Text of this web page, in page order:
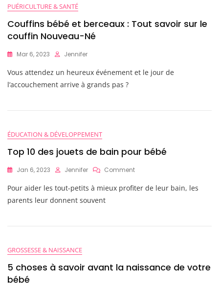
PUÉRICULTURE & SANTÉ
Couffins bébé et berceaux : Tout savoir sur le
couffin Nouveau-Né
Mar 6, 2023 Jennifer
Vous attendez un heureux événement et le jour de
l’accouchement arrive à grands pas ?
ÉDUCATION & DÉVELOPPEMENT
Top 10 des jouets de bain pour bébé
Jan 6, 2023 Jennifer CommentOn
10
Bain
Pour aider les tout-petits à mieux profiter de leur bain, les
parents leur donnent souvent
GROSSESSE & NAISSANCE
5 choses à savoir avant la naissance de votre
bébé